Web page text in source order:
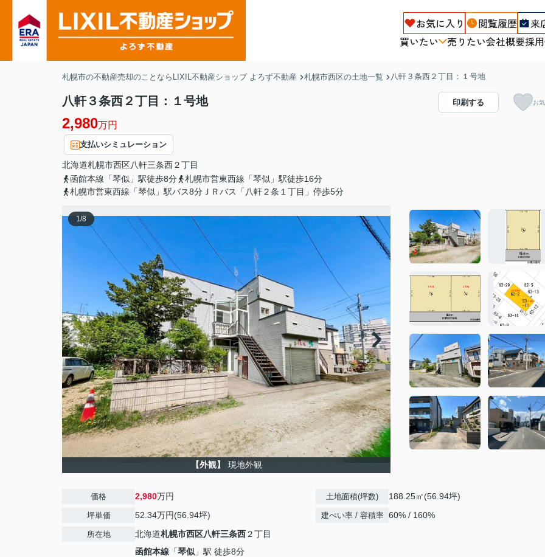
お気に入り 閲覧履歴
来
買いたい
売りたい会社概要採
札幌市の不動産売却のことならLIXIL不動産ショップ よろず不動産 札幌市西区の土地一覧 八軒３条西２丁目：１号地
八軒３条西２丁目：１号地
2,980万円
支払いシミュレーション
北海道札幌市西区八軒三条西２丁目
函館本線「琴似」駅徒歩8分
札幌市営東西線「琴似」駅徒歩16分
札幌市営東西線「琴似」駅バス8分ＪＲバス「八軒２条１丁目」停歩5分
印刷する お
1/8
【外観】 現地外観
価格 2,980万円
坪単価 52.34万円(56.94坪)
所在地 北海道札幌市西区八軒三条西２丁目
函館本線 「琴似 」駅 徒歩8分
土地面積(坪数) 188.25㎡(56.94坪)
建ぺい率 / 容積率 60% / 160%